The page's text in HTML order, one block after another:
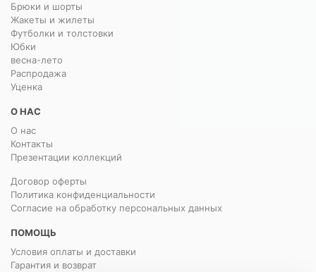
Брюки и шорты
Жакеты и жилеты
Футболки и толстовки
Юбки
весна-лето
Распродажа
Уценка
О НАС
О нас
Контакты
Презентации коллекций
Договор оферты
Политика конфиденциальности
Согласие на обработку персональных данных
ПОМОЩЬ
Условия оплаты и доставки
Гарантия и возврат